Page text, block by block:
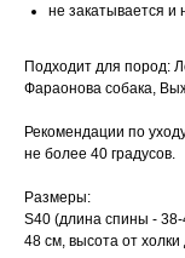
не закатывается и
Подходит для пород:
Фараонова собака,
Рекомендации по
не более 40 градусов.
Размеры:
S40 (длина спины - 38-
48 см, высота от